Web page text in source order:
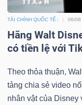
TÀI CHÍNH QUỐC TẾ 06/08
Hãng Walt
có tiền lệ với
Theo thỏa thuận,
tảng chia sẻ video
nhân vật của Disney
Sách
tài
chính